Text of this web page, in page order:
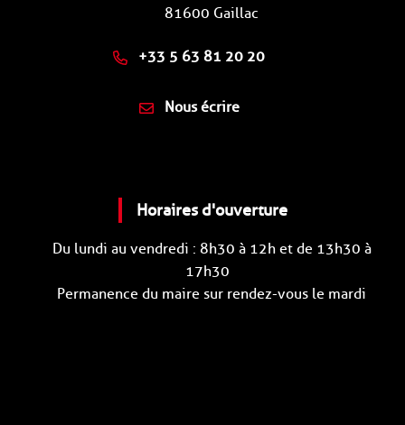
81600 Gaillac
+33 5 63 81 20 20
Nous écrire
Horaires d'ouverture
Du lundi au vendredi : 8h30 à 12h et de 13h30 à
17h30
Permanence du maire sur rendez-vous le mardi